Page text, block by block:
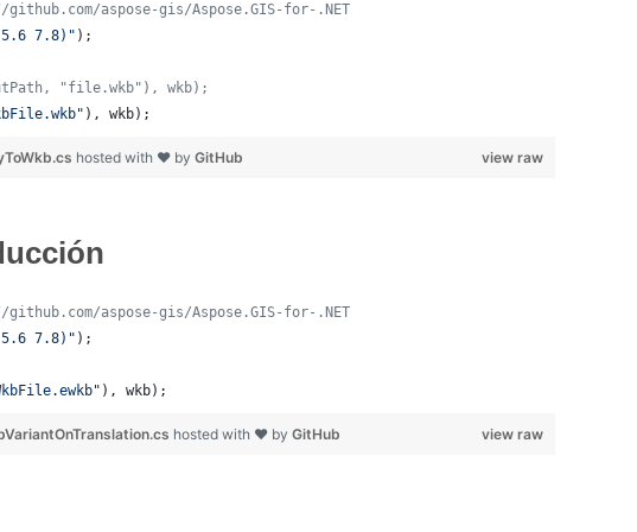
aspose-gis/Aspose.GIS-for-.NET
5.6 7.8)" ) ;
"file.wkb"), wkb);
) , wkb) ;
view raw
hosted with ❤ by GitHub
aspose-gis/Aspose.GIS-for-.NET
5.6 7.8)" ) ;
) , wkb) ;
view raw
hosted with ❤ by GitHub